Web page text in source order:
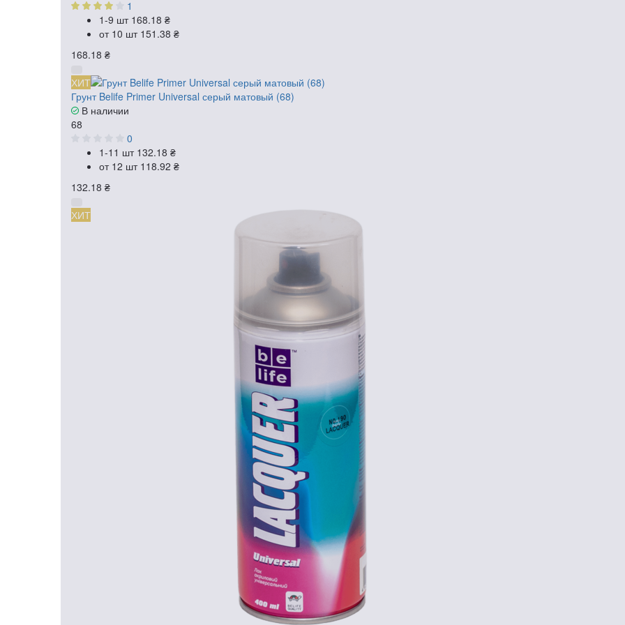
1
1-9 шт 168.18 ₴
от 10 шт 151.38 ₴
168.18 ₴
ХИТ
Грунт Belife Primer Universal серый матовый (68)
В наличии
68
0
1-11 шт 132.18 ₴
от 12 шт 118.92 ₴
132.18 ₴
ХИТ